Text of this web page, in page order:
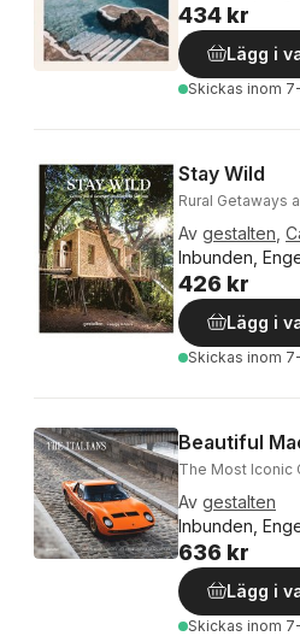
434 kr
Lägg i
Skickas inom
Stay Wild
Rural Getaways
Av gestalten
Inbunden,
426 kr
Lägg i
Skickas inom
Beautiful
The Most Iconic
Av gestalten
Inbunden,
636 kr
Lägg i
Skickas inom